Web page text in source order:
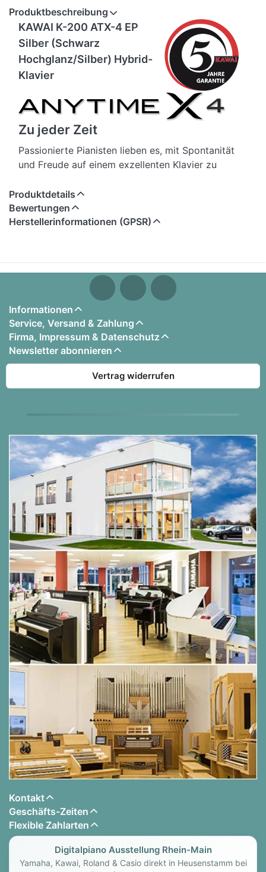
Produktbeschreibung
KAWAI K-200 ATX-4 EP
Silber (Schwarz
Hochglanz/Silber) Hybrid-
Klavier
Zu jeder Zeit
Passionierte Pianisten lieben es, mit Spontanität
und Freude auf einem exzellenten Klavier zu
ist aber nicht immer willkommen. Immer wieder
gibt es Situationen und Umgebungen, in denen das
Klavierspiel eher als Störung wahrgenommen wird
Die AnyTimeX4 Modelle von KAWAI – so auch das
K-200 ATX4 – beugen derlei Problemen vor, denn
sie verfügen über eine optionale Stummschaltung
für den akustischen Teil der Klaviere und eine
hochwertige Digitalpiano-Technik. Dadurch ist es
Pianisten möglich, das Spielgefühl eines
traditionellen Klaviers zu genießen und durch die
Verwendung eines Kopfhörers gleichzeitig
niemanden zu stören. Den hochmodernen Kawai
integrierte Klangerzeugung der Klaviere
abgestimmt.
Darüber hinaus sind die AnytimeX4 Modelle auch
mit einem Energiesparmodus ausgestattet. Wenn
eine gewisse Zeit nicht auf den Instrumenten
gespielt wird, schalten sie sich automatisch aus.
Weiterlesen....
Die Ausstattung des KAWAI K-200 ATX4:
Akustisch:
Tastatur
Mechanik:
Millenium III
Tastenbelag:Acryl/Phenol Belag
Hammerkern:Mahagoni
mit Unterfilz
Konstruktion
Resonanzboden Material:Massive Fichte,
verjüngend
Resonanzboden Fläche:1,32 m²
Tastenklappe:
Rollen:Einzelrollen
Pedale:3
Rippen:10
Produktdetails
Bewertungen
Herstellerinformationen (GPSR)
Informationen
Service, Versand & Zahlung
Firma, Impressum & Datenschutz
Newsletter abonnieren
Vertrag widerrufen
Kontakt
Geschäfts-Zeiten
Flexible Zahlarten
Digitalpiano Ausstellung Rhein-Main
Yamaha, Kawai, Roland & Casio direkt in Heusenstamm bei